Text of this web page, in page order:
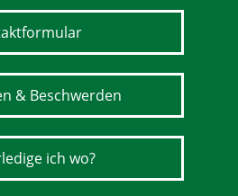
& Beschwerden
ich wo?